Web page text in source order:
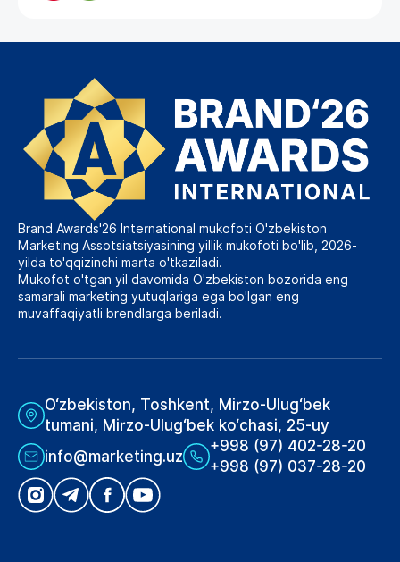
Brand Awards'26 International mukofoti O'zbekiston
Marketing Assotsiatsiyasining yillik mukofoti bo'lib, 2026-
yilda to'qqizinchi marta o'tkaziladi.
Mukofot o'tgan yil davomida O'zbekiston bozorida eng
samarali marketing yutuqlariga ega bo'lgan eng
muvaffaqiyatli brendlarga beriladi.
O‘zbekiston, Toshkent, Mirzo-Ulug‘bek
tumani, Mirzo-Ulug‘bek ko‘chasi, 25-uy
info@marketing.uz
+998 (97) 402-28-20
+998 (97) 037-28-20